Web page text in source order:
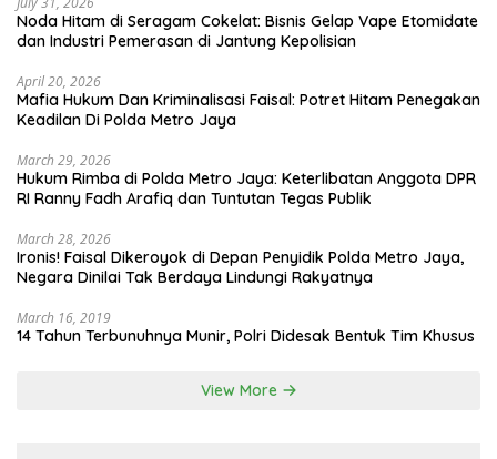
Noda Hitam di Seragam Cokelat: Bisnis Gelap Vape Etomidate
dan Industri Pemerasan di Jantung Kepolisian
April 20, 2026
Mafia Hukum Dan Kriminalisasi Faisal: Potret Hitam Penegakan
Keadilan Di Polda Metro Jaya
March 29, 2026
Hukum Rimba di Polda Metro Jaya: Keterlibatan Anggota DPR
RI Ranny Fadh Arafiq dan Tuntutan Tegas Publik
March 28, 2026
Ironis! Faisal Dikeroyok di Depan Penyidik Polda Metro Jaya,
Negara Dinilai Tak Berdaya Lindungi Rakyatnya
March 16, 2019
14 Tahun Terbunuhnya Munir, Polri Didesak Bentuk Tim Khusus
View More